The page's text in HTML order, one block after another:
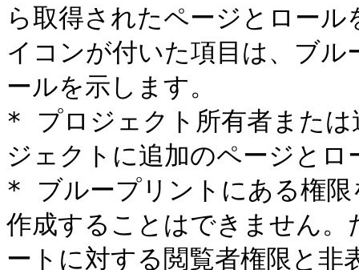
ら取得されたページとロー
イコンが付いた項目は、ブ
ールを示します。
* プロジェクト所有者または
ジェクトに追加のページと
* ブループリントにある権限
作成することはできません
ートに対する閲覧者権限と非